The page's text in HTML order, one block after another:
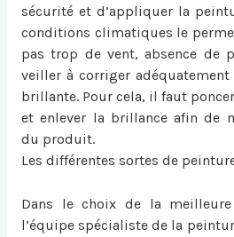
sécurité et d’appliquer la
conditions climatiques le
pas trop de vent, absence de
veiller à corriger
brillante. Pour cela, il faut
et enlever la brillance afin de
du produit.
Les différentes sortes de
Dans le choix de la
l’équipe spécialiste de la